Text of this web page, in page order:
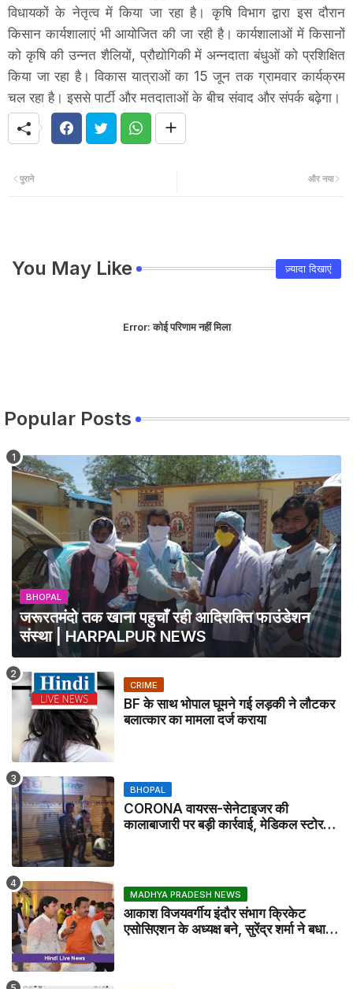
विधायकों के नेतृत्व में किया जा रहा है। कृषि विभाग द्वारा इस दौरान
किसान कार्यशालाएं भी आयोजित की जा रही है। कार्यशालाओं में किसानों
को कृषि की उन्नत शैलियों, प्रौद्योगिकी में अन्नदाता बंधुओं को प्रशिक्षित
किया जा रहा है। विकास यात्राओं का 15 जून तक ग्रामवार कार्यक्रम
चल रहा है। इससे पार्टी और मतदाताओं के बीच संवाद और संपर्क बढ़ेगा।
और नया
पुराने
You May Like ज़्यादा दिखाएं
Error:कोई परिणाम नहीं मिला
Popular Posts
BHOPAL
जरूरतमंदो तक खाना पहुचाँ रही आदिशक्ति फाउंडेशन
संस्था | HARPALPUR NEWS
CRIME
BF के साथ भोपाल घूमने गई लड़की ने लौटकर
बलात्कार का मामला दर्ज कराया
BHOPAL
CORONA वायरस-सेनेटाइजर की
कालाबाजारी पर बड़ी कार्रवाई, मेडिकल स्टोर
MADHYA PRADESH NEWS
आकाश विजयवर्गीय इंदौर संभाग क्रिकेट
एसोसिएशन के अध्यक्ष बने, सुरेंद्र शर्मा ने बधाई